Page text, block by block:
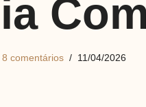
8 comentários 11/04/2026